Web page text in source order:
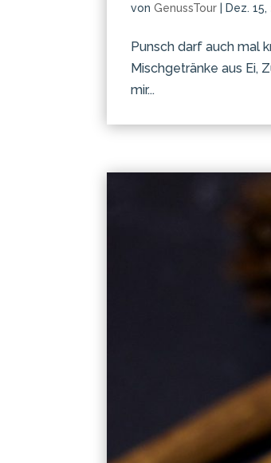
vonGenussTour Dez. 15,
Punsch darf auch mal
Mischgetränke aus Ei,
mir...